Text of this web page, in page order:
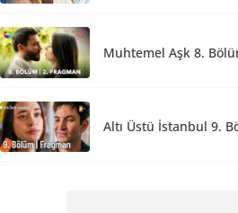
Muhtemel Aşk 8.
Altı Üstü İstanbul 9.